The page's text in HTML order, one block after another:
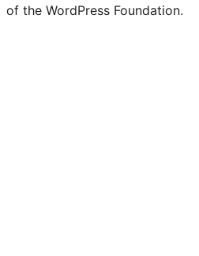
of the WordPress Foundation.